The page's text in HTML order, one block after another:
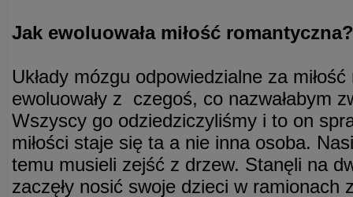
Jak ewoluowała miłość romantyczna?
Układy mózgu odpowiedzialne za
ewoluowały z czegoś, co nazwałabym
Wszyscy go odziedziczyliśmy i to on
miłości staje się ta a nie inna osoba.
temu musieli zejść z drzew. Stanęli na
zaczęły nosić swoje dzieci w ramionach